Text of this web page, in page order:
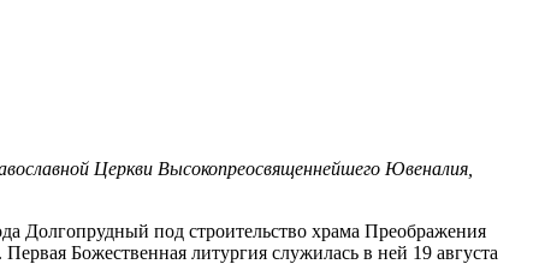
Церкви Высокопреосвященнейшего Ювеналия,
Долгопрудный под строительство храма Преображения
Божественная литургия служилась в ней 19 августа